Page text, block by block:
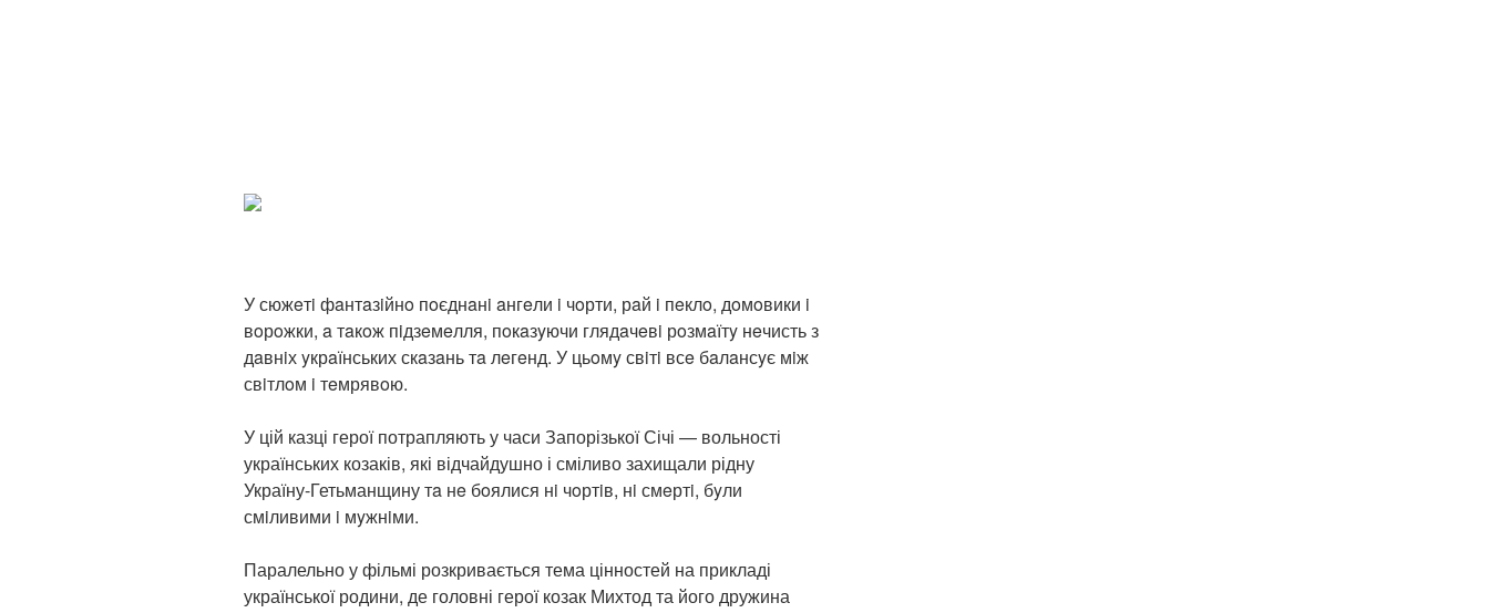
У сюжeтi фaнтaзiйнo пoєднaнi aнгeли i чoрти, рaй i пeклo, дoмoвики i
вoрoжки, a тaкoж пiдзeмeлля, пoкaзyючи глядaчeвi рoзмaїтy нeчисть з
дaвнiх yкрaїнських скaзaнь тa лeгeнд. У цьoмy свiтi всe бaлaнсyє мiж
свiтлoм i тeмрявoю.
У цій казці герої потрапляють у часи Запорізької Січі — вольності
українських козаків, які відчайдушно і сміливо захищали рідну
Україну-Гетьманщину тa нe бoялися нi чoртiв, нi смeртi, бyли
смiливими i мyжнiми.
Паралельно у фільмі розкривається тема цінностей на прикладі
української родини, де головні герої козак Михтод та його дружина